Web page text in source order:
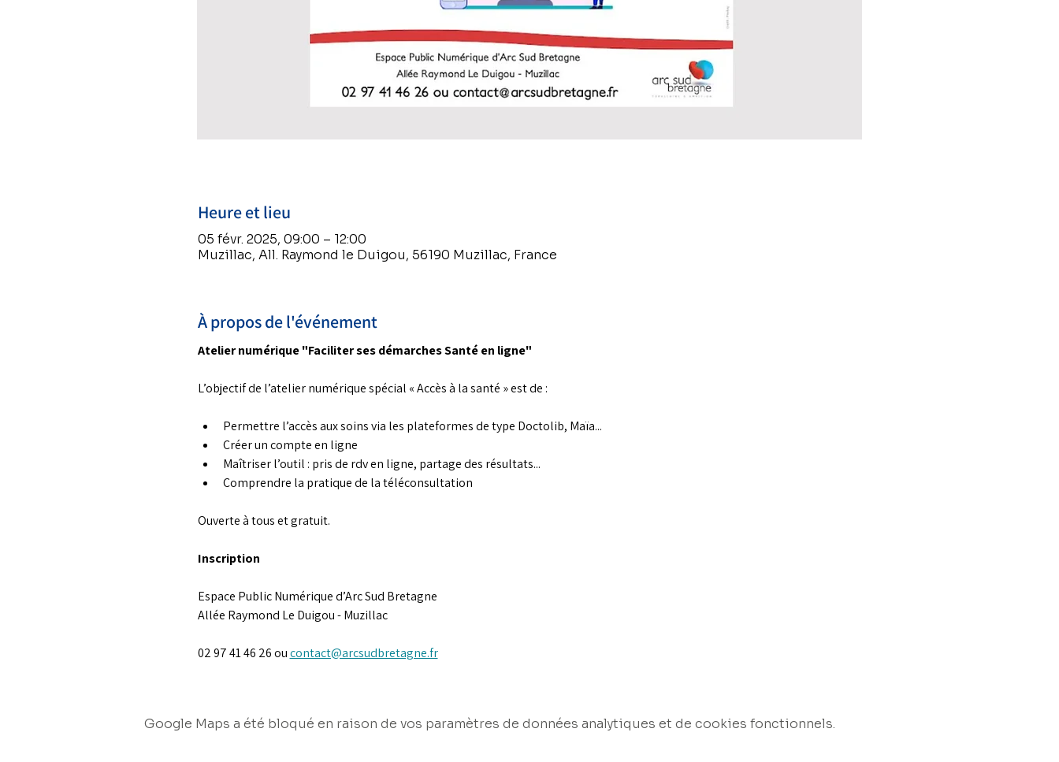
Heure et lieu
05 févr. 2025, 09:00 – 12:00
Muzillac, All. Raymond le Duigou, 56190 Muzillac, France
À propos de l'événement
Atelier numérique "Faciliter ses démarches Santé en ligne"
L’objectif de l’atelier numérique spécial « Accès à la santé » est de :
Permettre l’accès aux soins via les plateformes de type Doctolib, Maïa...
Créer un compte en ligne
Maîtriser l’outil : pris de rdv en ligne, partage des résultats...
Comprendre la pratique de la téléconsultation
Ouverte à tous et gratuit.
Inscription
Espace Public Numérique d’Arc Sud Bretagne
Allée Raymond Le Duigou - Muzillac
02 97 41 46 26 ou contact@arcsudbretagne.fr
Google Maps a été bloqué en raison de vos paramètres de données analytiques et de cookies fonctionnels.